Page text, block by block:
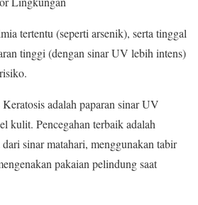
tertentu (seperti arsenik), serta tinggal
tinggi (dengan sinar UV lebih intens)
adalah paparan sinar UV
kulit. Pencegahan terbaik adalah
sinar matahari, menggunakan tabir
pakaian pelindung saat